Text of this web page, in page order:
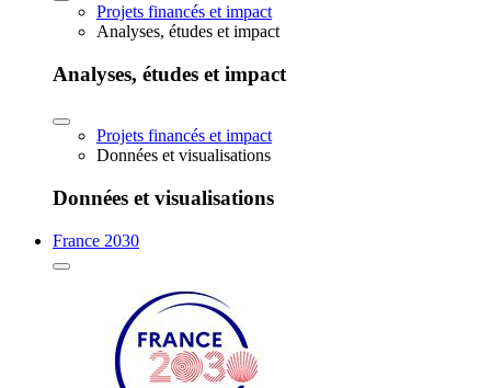
Projets financés et impact
Analyses, études et impact
Analyses, études et impact
Projets financés et impact
Données et visualisations
Données et visualisations
France 2030